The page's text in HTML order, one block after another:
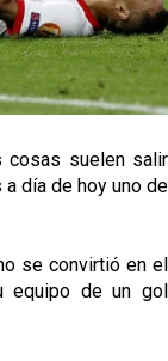
cantera del
Liga
con el
cosas suelen salir
a día de hoy uno de
se convirtió en el
equipo de un gol